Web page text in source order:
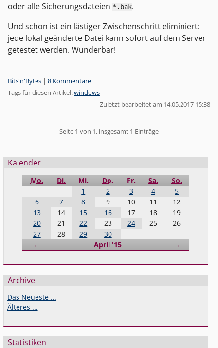
oder alle Sicherungsdateien *.bak.
Und schon ist ein lästiger Zwischenschritt eliminiert:
jede lokal geänderte Datei kann sofort auf dem Server
getestet werden. Wunderbar!
Kategorien:
Bits'n'Bytes | 8 Kommentare
Tags für diesen Artikel:windows
Zuletzt bearbeitet am 14.05.2017 15:38
Seite 1 von 1, insgesamt 1 Einträge
Seitenleiste
Kalender
Mo. Di. Mi. Do. Fr. Sa. So.
← April '15 Vorwärts
→
1 2 3 4
5
6
7 8 9 10 11
12
13
14 15 16 17 18
19
20
21 22 23 24 25
26
27
28 29 30
Archive
Das Neueste ...
Älteres ...
Statistiken